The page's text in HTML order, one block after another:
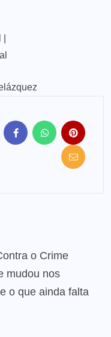
o Crime
mudou nos
o que ainda falta